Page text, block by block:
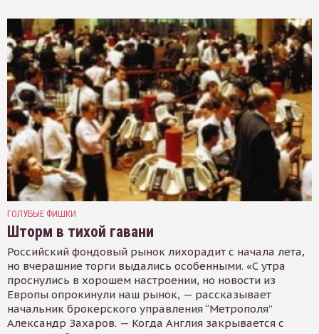
ГОЛУБЫЕ ФИШКИ
Шторм в тихой гавани
Российский фондовый рынок лихорадит с начала лета,
но вчерашние торги выдались особенными. «С утра
проснулись в хорошем настроении, но новости из
Европы опрокинули наш рынок, — рассказывает
начальник брокерского управления “Метрополя”
Александр Захаров. — Когда Англия закрывается с